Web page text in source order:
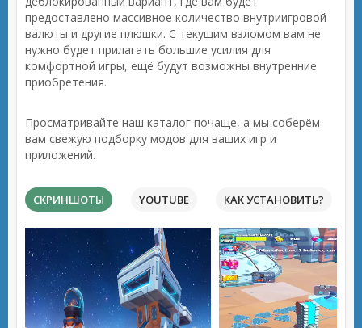
предоставлено массивное количество внутриигровой
валюты и другие плюшки. С текущим взломом вам не
нужно будет прилагать большие усилия для
комфортной игры, ещё будут возможны внутренние
приобретения.
Просматривайте наш каталог почаще, а мы соберём
вам свежую подборку модов для ваших игр и
приложений.
СКРИНШОТЫ YOUTUBE КАК УСТАНОВИТЬ?